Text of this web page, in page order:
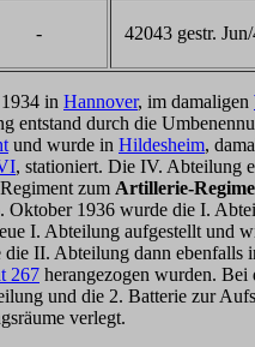
- 42043 gestr.
in Hannover, im damaligen
entstand durch die
und wurde in Hildesheim,
, stationiert. Die IV. Abteilung
zum Artillerie-
Oktober 1936 wurde die I.
I. Abteilung aufgestellt und
II. Abteilung dann ebenfalls
267 herangezogen wurden.
und die 2. Batterie zur
verlegt.